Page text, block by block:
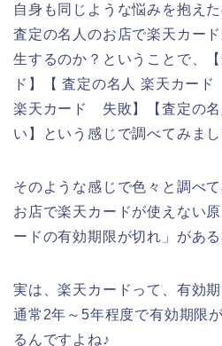
自身も同じような悩みを抱え
査定の名人のお店で楽天カー
生するのか？ということで、
ド】【 査定の名人 楽天カー
楽天カード 失敗】【査定の
い】という感じで調べてみまし
そのような感じで色々と調べ
お店で楽天カードが使えない
ードの有効期限が切れ」がある
実は、楽天カードって、有効
通常2年～5年程度で有効期限
るんですよね♪